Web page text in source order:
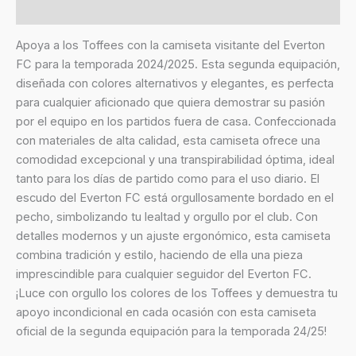
Apoya a los Toffees con la camiseta visitante del Everton
FC para la temporada 2024/2025. Esta segunda equipación,
diseñada con colores alternativos y elegantes, es perfecta
para cualquier aficionado que quiera demostrar su pasión
por el equipo en los partidos fuera de casa. Confeccionada
con materiales de alta calidad, esta camiseta ofrece una
comodidad excepcional y una transpirabilidad óptima, ideal
tanto para los días de partido como para el uso diario. El
escudo del Everton FC está orgullosamente bordado en el
pecho, simbolizando tu lealtad y orgullo por el club. Con
detalles modernos y un ajuste ergonómico, esta camiseta
combina tradición y estilo, haciendo de ella una pieza
imprescindible para cualquier seguidor del Everton FC.
¡Luce con orgullo los colores de los Toffees y demuestra tu
apoyo incondicional en cada ocasión con esta camiseta
oficial de la segunda equipación para la temporada 24/25!